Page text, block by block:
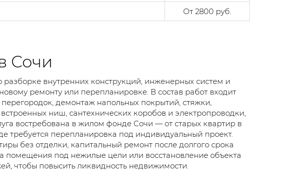
От 2800 руб.
Сочи
внутренних конструкций, инженерных систем и
ремонту или перепланировке. В состав работ входит
демонтаж напольных покрытий, стяжки,
ниш, сантехнических коробов и электропроводки,
востребована в жилом фонде Сочи — от старых квартир в
требуется перепланировка под индивидуальный проект.
без отделки, капитальный ремонт после долгого срока
помещения под нежилые цели или восстановление объекта
чтобы повысить ликвидность недвижимости.